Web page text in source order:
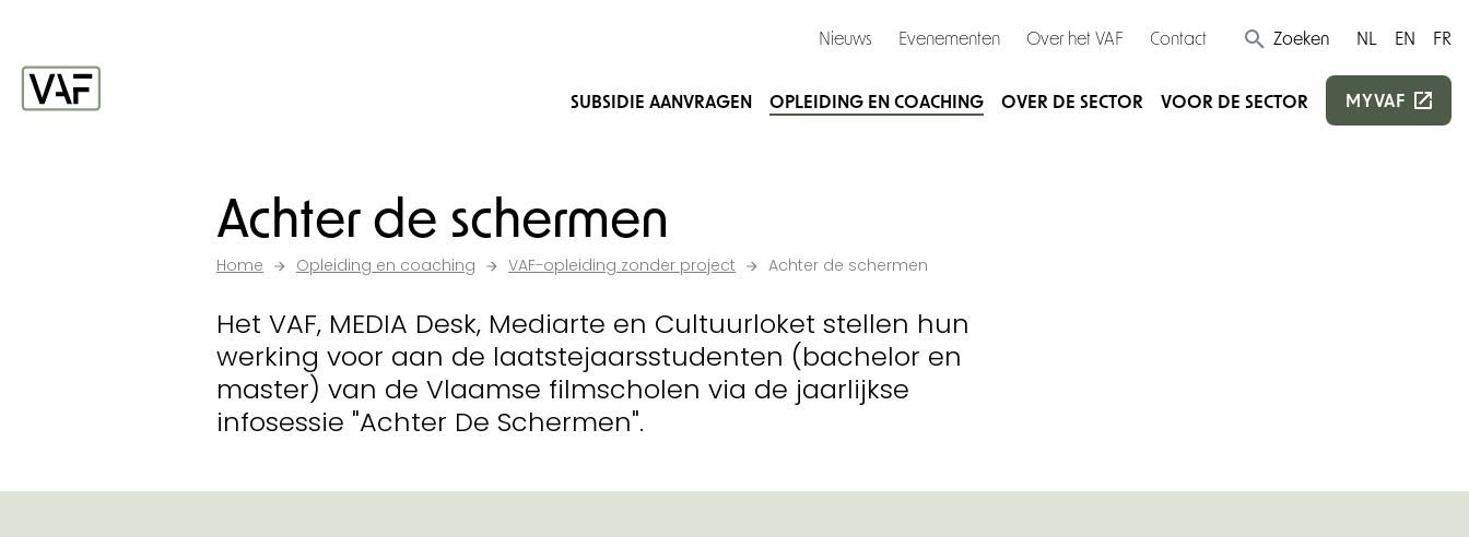
Nieuws Evenementen Over het VAF Contact Zoeken NL EN FR
SUBSIDIE AANVRAGEN OPLEIDING EN COACHING OVER DE SECTOR VOOR DE SECTOR MYVAF
Achter de schermen
Home Opleiding en coaching VAF-opleiding zonder project Achter de schermen
Het VAF, MEDIA Desk, Mediarte en Cultuurloket stellen hun
werking voor aan de laatstejaarsstudenten (bachelor en
master) van de Vlaamse filmscholen via de jaarlijkse
infosessie "Achter De Schermen".